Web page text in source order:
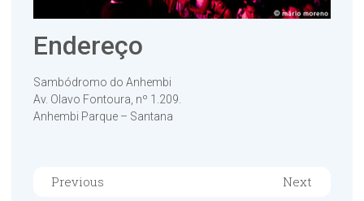
Endereço
Sambódromo do Anhembi
Av. Olavo Fontoura, nº 1.209.
Anhembi Parque – Santana
Previous Next